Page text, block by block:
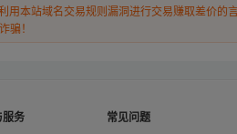
用本站域名交易规则漏洞进行交易赚取差价的
骗！
务 常见问题